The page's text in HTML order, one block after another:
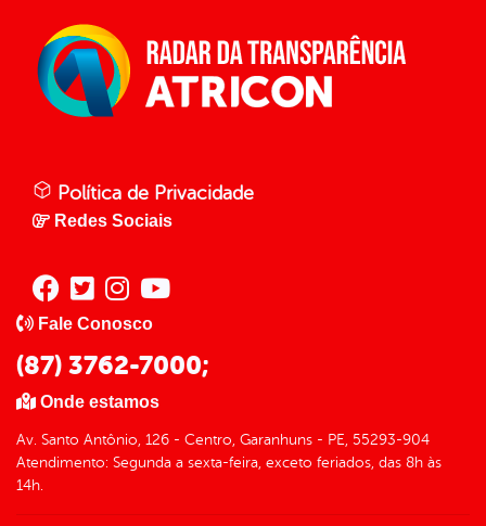
Política de Privacidade
Redes Sociais
Fale Conosco
(87) 3762-7000;
Onde estamos
Av. Santo Antônio, 126 - Centro, Garanhuns - PE, 55293-904
Atendimento: Segunda a sexta-feira, exceto feriados, das 8h às
14h.